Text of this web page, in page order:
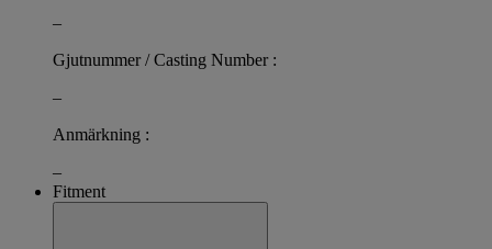
–
Gjutnummer / Casting Number :
–
Anmärkning :
–
Fitment